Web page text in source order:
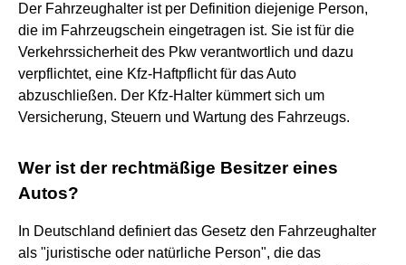
Der Fahrzeughalter ist per Definition diejenige Person,
die im Fahrzeugschein eingetragen ist. Sie ist für die
Verkehrssicherheit des Pkw verantwortlich und dazu
verpflichtet, eine Kfz-Haftpflicht für das Auto
abzuschließen. Der Kfz-Halter kümmert sich um
Versicherung, Steuern und Wartung des Fahrzeugs.
Wer ist der rechtmäßige Besitzer eines
Autos?
In Deutschland definiert das Gesetz den Fahrzeughalter
als "juristische oder natürliche Person", die das